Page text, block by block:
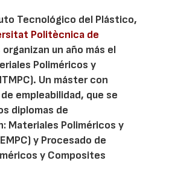
Tecnológico del Plástico,
Politècnica de
organizan un año más el
Poliméricos y
Un máster con
empleabilidad, que se
diplomas de
Materiales Poliméricos y
y Procesado de
y Composites